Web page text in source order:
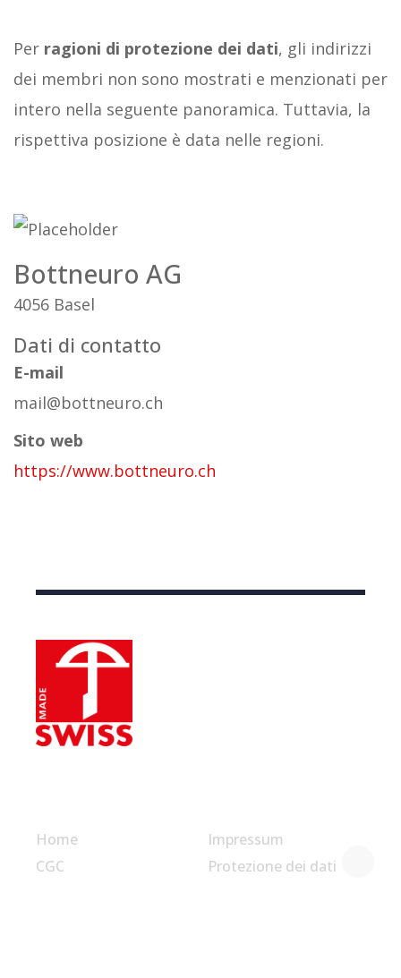
Per ragioni di protezione dei dati, gli indirizzi
dei membri non sono mostrati e menzionati per
intero nella seguente panoramica. Tuttavia, la
rispettiva posizione è data nelle regioni.
Bottneuro AG
4056 Basel
Dati di contatto
E-mail
mail@bottneuro.ch
Sito web
https://www.bottneuro.ch
Home
CGC
Impressum
Protezione dei dati